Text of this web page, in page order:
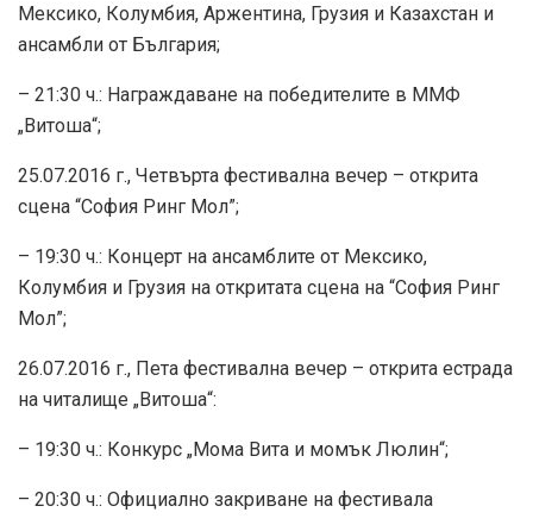
Мексико, Колумбия, Аржентина, Грузия и Казахстан и
ансамбли от България;
– 21:30 ч.: Награждаване на победителите в ММФ
„Витоша“;
25.07.2016 г., Четвърта фестивална вечер – открита
сцена “София Ринг Мол”;
– 19:30 ч.: Концерт на ансамблите от Мексико,
Колумбия и Грузия на откритата сцена на “София Ринг
Мол”;
26.07.2016 г., Пета фестивална вечер – открита естрада
на читалище „Витоша“:
– 19:30 ч.: Конкурс „Мома Вита и момък Люлин“;
– 20:30 ч.: Официално закриване на фестивала